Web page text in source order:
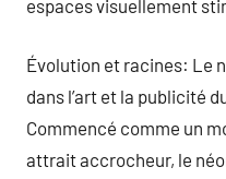
espaces visuellement
Évolution et racines: Le
dans l’art et la publicité
Commencé comme un
attrait accrocheur, le